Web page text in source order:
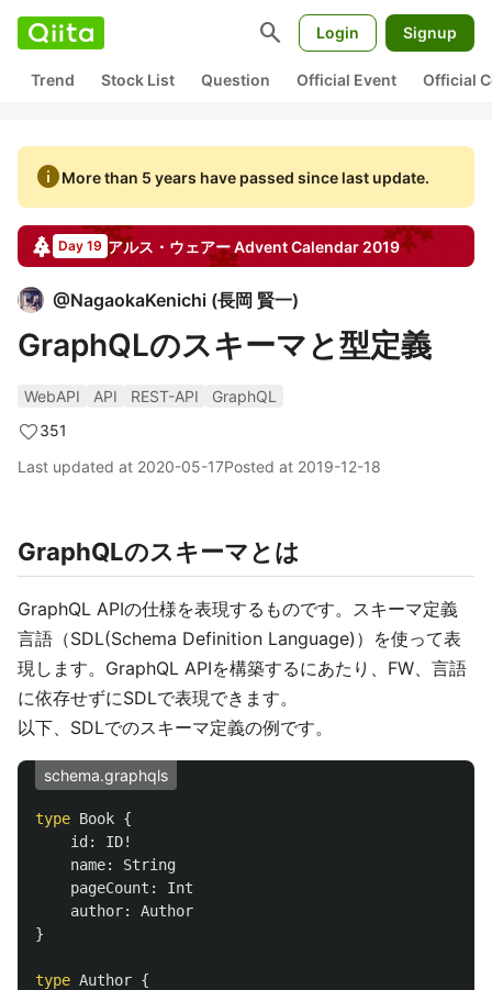
search Login Signup
Trend Stock List Question Official Event Official
infoMore than 5 years have passed since last update.
Day 19 アルス・ウェアーAdvent Calendar 2019
@NagaokaKenichi (長岡 賢一)
GraphQLのスキーマと型定義
WebAPI API REST-API
GraphQL
351
Last updated at 2020-05-17Posted at 2019-12-18
GraphQLのスキーマとは
GraphQL APIの仕様を表現するものです。スキーマ定義
言語（SDL(Schema Definition Language)）を使って表
現します。GraphQL APIを構築するにあたり、FW、言語
に依存せずにSDLで表現できます。
以下、SDLでのスキーマ定義の例です。
schema.graphqls
type Book {
id : ID!
name:
String
pageCount :
Int
author:
Author
}
type Author {